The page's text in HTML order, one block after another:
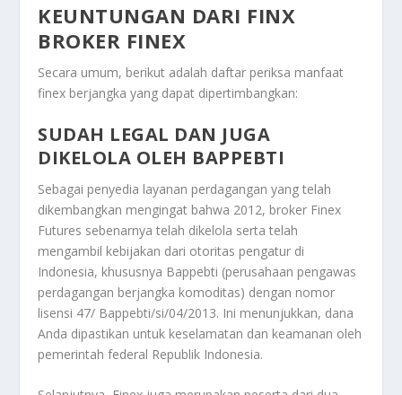
KEUNTUNGAN DARI FINX
BROKER FINEX
Secara umum, berikut adalah daftar periksa manfaat
finex berjangka yang dapat dipertimbangkan:
SUDAH LEGAL DAN JUGA
DIKELOLA OLEH BAPPEBTI
Sebagai penyedia layanan perdagangan yang telah
dikembangkan mengingat bahwa 2012, broker Finex
Futures sebenarnya telah dikelola serta telah
mengambil kebijakan dari otoritas pengatur di
Indonesia, khususnya Bappebti (perusahaan pengawas
perdagangan berjangka komoditas) dengan nomor
lisensi 47/ Bappebti/si/04/2013. Ini menunjukkan, dana
Anda dipastikan untuk keselamatan dan keamanan oleh
pemerintah federal Republik Indonesia.